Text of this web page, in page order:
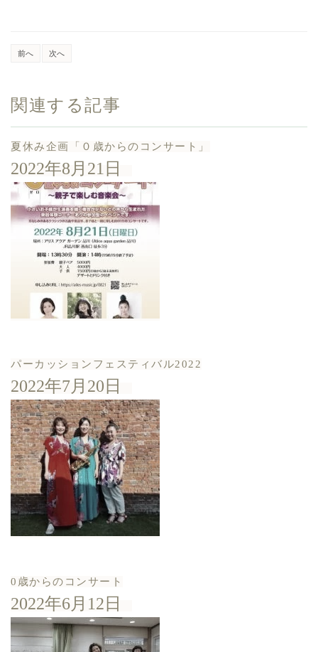
前へ 次へ
関連する記事
夏休み企画「０歳からのコンサート」
2022年8月21日
パーカッションフェスティバル2022
2022年7月20日
0歳からのコンサート
2022年6月12日